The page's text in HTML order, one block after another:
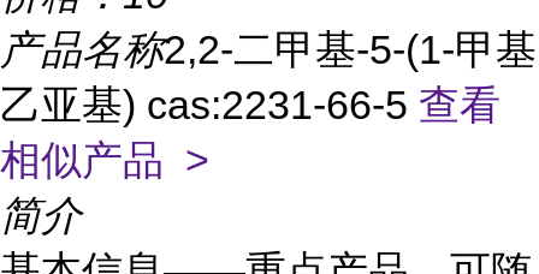
产品名称2,2-二甲基-5-(1-甲基
乙亚基) cas:2231-66-5 查看
相似产品 >
简介